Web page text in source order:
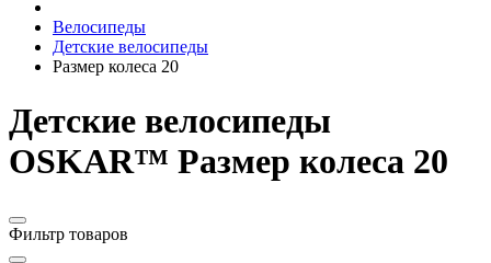
Велосипеды
Детские велосипеды
Размер колеса 20
Детские велосипеды
OSKAR™ Размер колеса 20
Фильтр товаров